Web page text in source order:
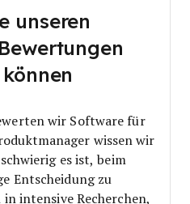
unseren
wir Software für
wissen wir
es ist, beim
Entscheidung zu
intensive Recherchen,